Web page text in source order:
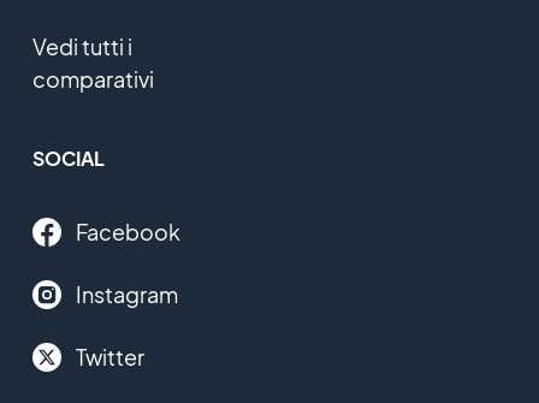
Vedi tutti i
comparativi
SOCIAL
Facebook
Instagram
Twitter